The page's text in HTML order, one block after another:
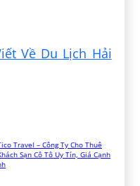
Về Du Lịch Hải